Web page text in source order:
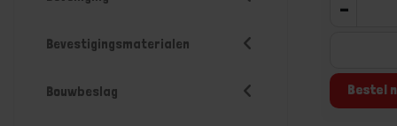
Bevestigingsmaterialen
Bouwbeslag
-
Bestel